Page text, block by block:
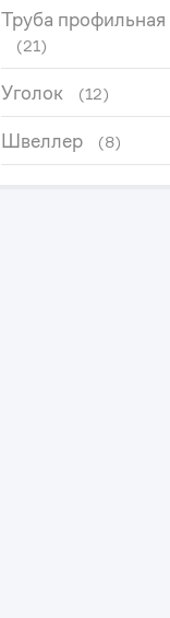
Труба
(21)
Уголок (12)
Швеллер (8)